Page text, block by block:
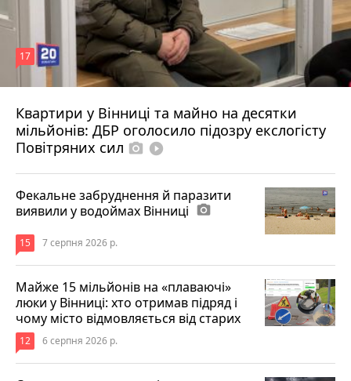
Квартири у Вінниці та майно на десятки
мільйонів: ДБР оголосило підозру екслогісту
Повітряних сил photo_camera play_circle_filled
17
6 серпня 2026 р.
Фекальне забруднення й паразити
виявили у водоймах Вінниці photo_camera
15 7 серпня 2026 р.
Майже 15 мільйонів на «плаваючі»
люки у Вінниці: хто отримав підряд і
чому місто відмовляється від старих
12 6 серпня 2026 р.